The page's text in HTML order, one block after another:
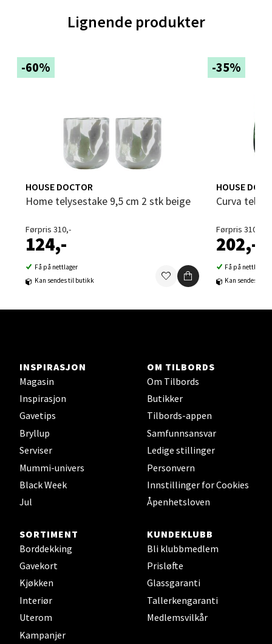
Lignende produkter
-60%
HOUSE DOCTOR
Home telysestake 9,5 cm 2 stk beige
Førpris 310,-
124,-
Få på nettlager
Kan sendes til butikk
-35%
HOUSE
Curva
Førpris 310,-
202,-
Få på nettlager
Kan sendes til
INSPIRASJON
Magasin
Inspirasjon
Gavetips
Bryllup
Serviser
Mummi-univers
Black Week
Jul
OM TILBORDS
Om Tilbords
Butikker
Tilbords-appen
Samfunnsansvar
Ledige stillinger
Personvern
Innstillinger for Cookies
Åpenhetsloven
SORTIMENT
Borddekking
Gavekort
Kjøkken
Interiør
Uterom
Kampanjer
KUNDEKLUBB
Bli klubbmedlem
Prisløfte
Glassgaranti
Tallerkengaranti
Medlemsvilkår
Trondheim - Sirkus Shopping
Åpent i dag 09-21
0 i butikk
Ski - Thon Senter Ski
Åpent i dag 10-21
Sortland - Sortland Storsenter
Strangata 26, 8400 Sortland
Åpent i dag 10-19
0 i butikk
Velg
Steinkjer - Thon Senter Steinkjer
Sjøfartsgata 2, 7714 Steinkjer
Åpent i dag 10-20
0 i butikk